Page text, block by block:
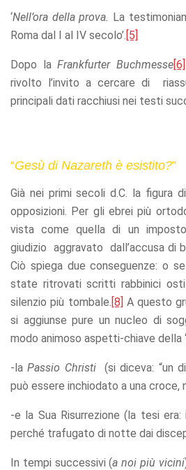
‘Nell’ora della prova. La
Roma dal I al IV secolo’. [5]
Dopo la Frankfurter Buchmesse[6]
rivolto l’invito a cercare di
principali dati racchiusi nei testi
“Gesù di Nazareth è esistito?”
Già nei primi secoli d.C. la figura
opposizioni. Per gli ebrei più
vista come quella di un
giudizio aggravato dall’accusa di
Ciò spiega due conseguenze: o
state ritrovati scritti rabbinici
silenzio più tombale. [8] A questo
si aggiunse pure un nucleo di
modo animoso aspetti-chiave della
-laPassio Christi(si diceva: “un
può essere inchiodato a una croce,
-e la Sua Risurrezione (la tesi
perché trafugato di notte dai
In tempi successivi (a noi più vicini